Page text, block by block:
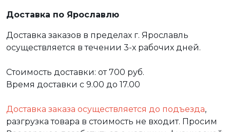
Доставка по Ярославлю
Доставка заказов в пределах г. Ярославль
осуществляется в течении 3-х рабочих дней.
Стоимость доставки: от 700 руб.
Время доставки с 9.00 до 17.00
Доставка заказа осуществляется до подъезда,
разгрузка товара в стоимость не входит. Просим